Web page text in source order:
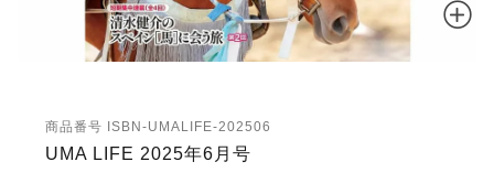
商品番号 ISBN-UMALIFE-202506
UMA LIFE 2025年6月号